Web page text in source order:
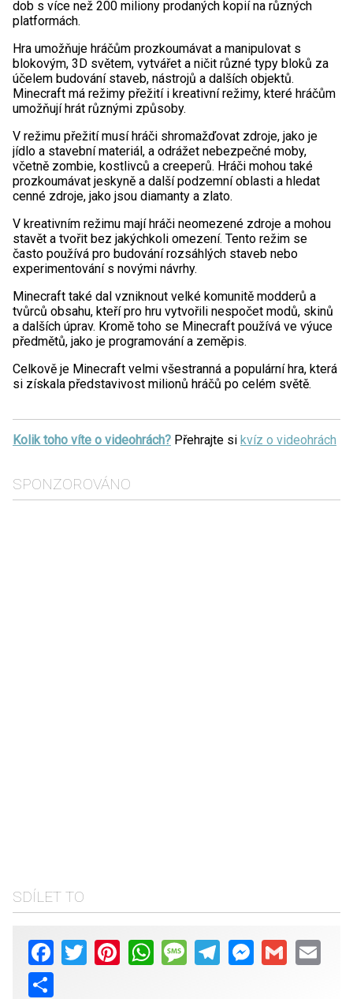
dob s více než 200 miliony prodaných kopií na různých
platformách.
Hra umožňuje hráčům prozkoumávat a manipulovat s
blokovým, 3D světem, vytvářet a ničit různé typy bloků za
účelem budování staveb, nástrojů a dalších objektů.
Minecraft má režimy přežití i kreativní režimy, které hráčům
umožňují hrát různými způsoby.
V režimu přežití musí hráči shromažďovat zdroje, jako je
jídlo a stavební materiál, a odrážet nebezpečné moby,
včetně zombie, kostlivců a creeperů. Hráči mohou také
prozkoumávat jeskyně a další podzemní oblasti a hledat
cenné zdroje, jako jsou diamanty a zlato.
V kreativním režimu mají hráči neomezené zdroje a mohou
stavět a tvořit bez jakýchkoli omezení. Tento režim se
často používá pro budování rozsáhlých staveb nebo
experimentování s novými návrhy.
Minecraft také dal vzniknout velké komunitě modderů a
tvůrců obsahu, kteří pro hru vytvořili nespočet modů, skinů
a dalších úprav. Kromě toho se Minecraft používá ve výuce
předmětů, jako je programování a zeměpis.
Celkově je Minecraft velmi všestranná a populární hra, která
si získala představivost milionů hráčů po celém světě.
Kolik toho víte o videohrách? Přehrajte si kvíz o videohrách
SPONZOROVÁNO
SDÍLET TO
Facebook
Twitter PinterestWhatsAppMessageTelegramMessenger
Gmail Email
Share